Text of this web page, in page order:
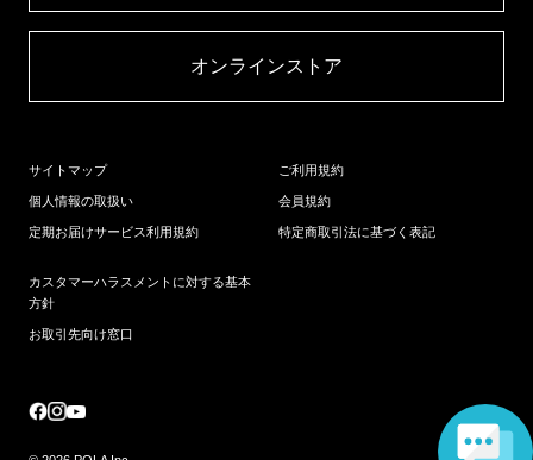
オンラインストア​
サイトマップ
個人情報の取扱い
定期お届けサービス利用規約
ご利用規約
会員規約
特定商取引法に基づく表記
カスタマーハラスメントに対する基本
方針
お取引先向け窓口